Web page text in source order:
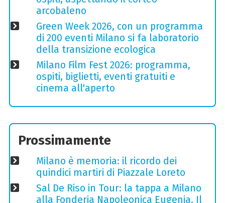
arcobaleno
Green Week 2026, con un programma
di 200 eventi Milano si fa laboratorio
della transizione ecologica
Milano Film Fest 2026: programma,
ospiti, biglietti, eventi gratuiti e
cinema all'aperto
Prossimamente
Milano è memoria: il ricordo dei
quindici martiri di Piazzale Loreto
Sal De Riso in Tour: la tappa a Milano
alla Fonderia Napoleonica Eugenia. Il